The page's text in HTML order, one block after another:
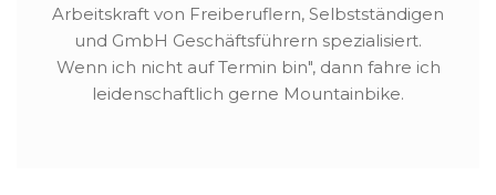
Arbeitskraft von Freiberuflern, Selbstständigen
und GmbH Geschäftsführern spezialisiert.
Wenn ich nicht auf Termin bin", dann fahre ich
leidenschaftlich gerne Mountainbike.